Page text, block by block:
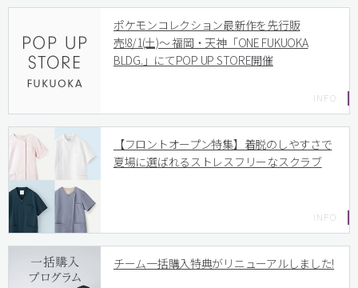
ポケモンコレクション最新作を先行販
売!8/1(土)〜 福岡・天神「ONE FUKUOKA
BLDG.」にてPOP UP STORE開催
【フロントオープン特集】着脱のしやすさで
夏場に選ばれるストレスフリーなスクラブ
チーム一括購入特典がリニューアルしました!